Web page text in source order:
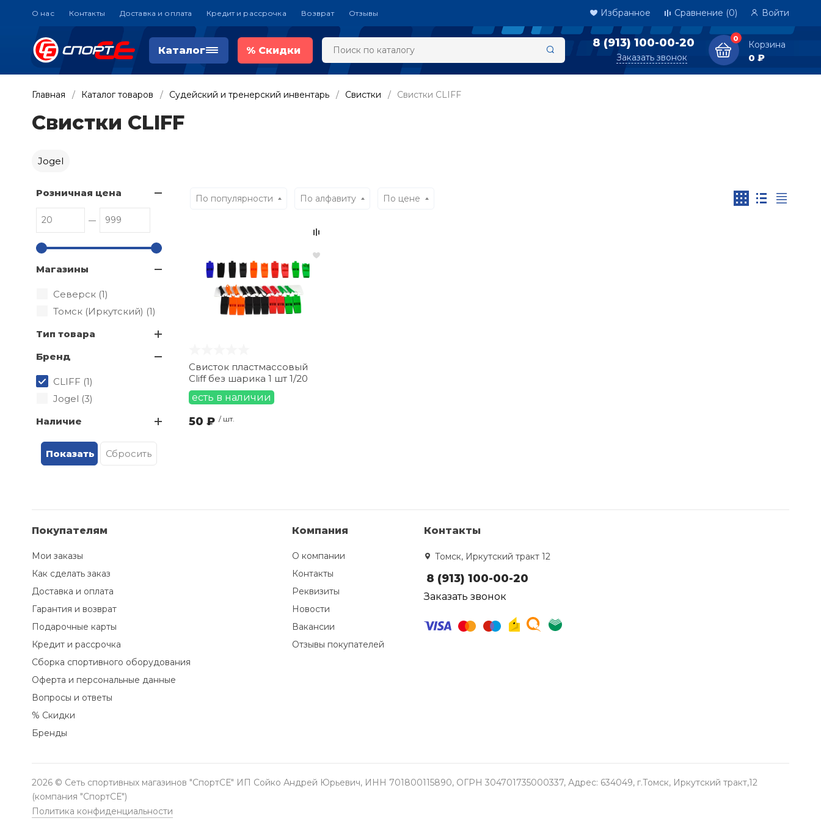
О нас Контакты Доставка и оплата Кредит и рассрочка Возврат Отзывы Избранное Сравнение (0) Войти
Каталог % Скидки
8 (913) 100-00-20
Заказать звонок
0
Корзина
0 ₽
Главная Каталог товаров Судейский и тренерский инвентарь Свистки Свистки CLIFF
Свистки CLIFF
Jogel
Розничная цена
Магазины
Северск (1)
Томск (Иркутский) (1)
Тип товара
Бренд
CLIFF (1)
Jogel (3)
Наличие
По популярности По алфавиту По цене
Свисток пластмассовый
Cliff без шарика 1 шт 1/20
есть в наличии
50 ₽ / шт.
Покупателям
Мои заказы
Как сделать заказ
Доставка и оплата
Гарантия и возврат
Подарочные карты
Кредит и рассрочка
Сборка спортивного оборудования
Оферта и персональные данные
Вопросы и ответы
% Скидки
Бренды
Компания
О компании
Контакты
Реквизиты
Новости
Вакансии
Отзывы покупателей
Контакты
Томск, Иркутский тракт 12
8 (913) 100-00-20
Заказать звонок
2026 © Сеть спортивных магазинов "СпортСЕ" ИП Сойко Андрей Юрьевич, ИНН 701800115890, ОГРН 304701735000337, Адрес: 634049, г.Томск, Иркутский тракт,12
(компания "СпортСЕ")
Политика конфиденциальности